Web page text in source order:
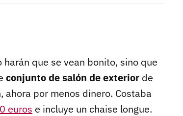
que se vean bonito, sino que
conjunto de salón de exterior de
por menos dinero. Costaba
euros e incluye un chaise longue.